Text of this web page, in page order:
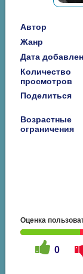
Автор
Жанр
Дата
Количество
просмотров
Поделиться
Возрастные
ограничения
Оценка
0